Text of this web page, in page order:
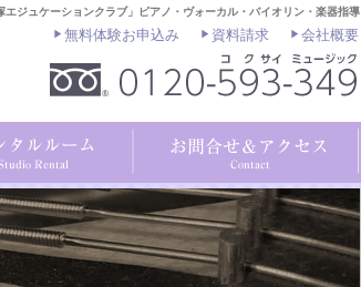
エジュケーションクラブ」ピアノ・ヴォーカル・バイオリン・楽器指導
無料体験お申込み 資料請求 会社概要